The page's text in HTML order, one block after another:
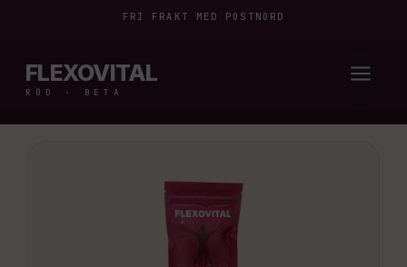
innehåll
FRI FRAKT MED POSTNORD
FLEXOVITAL
RÖD · BETA